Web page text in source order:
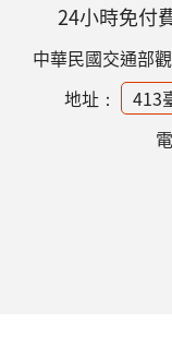
24小時免付
中華民國交通部
地址：
413